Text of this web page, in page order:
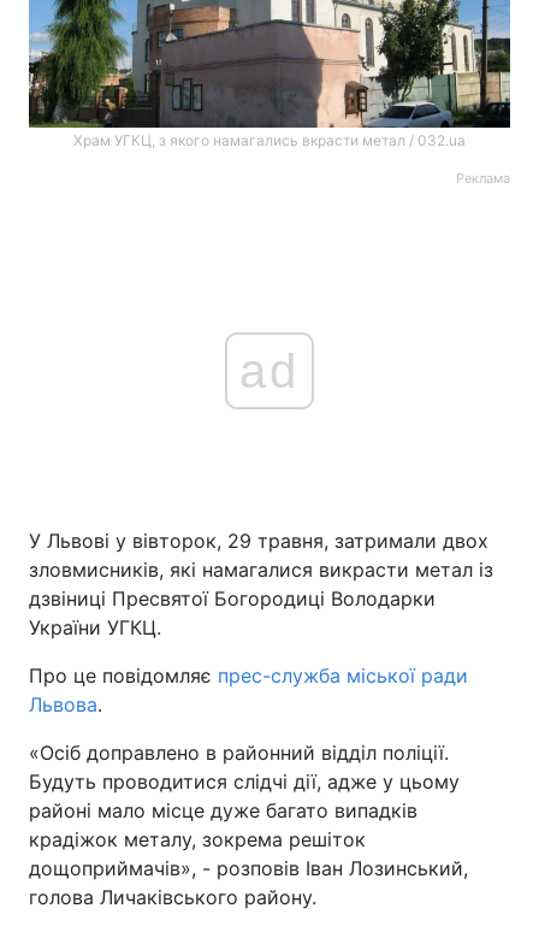
Головна
Економіка Світ
Спорт
Техно і зв'язок Лайт
Зброя Інциденти
Храм УГКЦ, з якого намагались вкрасти метал / 032.ua
Реклама
ad
У Львові у вівторок, 29 травня, затримали двох
зловмисників, які намагалися викрасти метал із
дзвіниці Пресвятої Богородиці Володарки
України УГКЦ.
Про це повідомляє прес-служба міської ради
Львова.
«Осіб доправлено в районний відділ поліції.
Будуть проводитися слідчі дії, адже у цьому
районі мало місце дуже багато випадків
крадіжок металу, зокрема решіток
дощоприймачів», - розповів Іван Лозинський,
голова Личаківського району.